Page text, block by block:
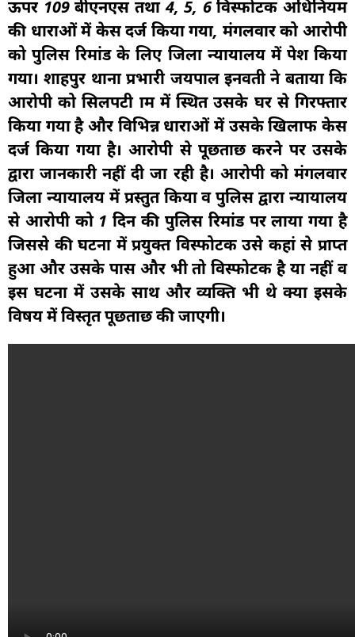
ऊपर 109 बीएनएस तथा 4, 5, 6 विस्फोटक अधिनियम
की धाराओं में केस दर्ज किया गया, मंगलवार को आरोपी
को पुलिस रिमांड के लिए जिला न्यायालय में पेश किया
गया। शाहपुर थाना प्रभारी जयपाल इनवती ने बताया कि
आरोपी को सिलपटी ग्राम में स्थित उसके घर से गिरफ्तार
किया गया है और विभिन्न धाराओं में उसके खिलाफ केस
दर्ज किया गया है। आरोपी से पूछताछ करने पर उसके
द्वारा जानकारी नहीं दी जा रही है। आरोपी को मंगलवार
जिला न्यायालय में प्रस्तुत किया व पुलिस द्वारा न्यायालय
से आरोपी को 1 दिन की पुलिस रिमांड पर लाया गया है
जिससे की घटना में प्रयुक्त विस्फोटक उसे कहां से प्राप्त
हुआ और उसके पास और भी तो विस्फोटक है या नहीं व
इस घटना में उसके साथ और व्यक्ति भी थे क्या इसके
विषय में विस्तृत पूछताछ की जाएगी।